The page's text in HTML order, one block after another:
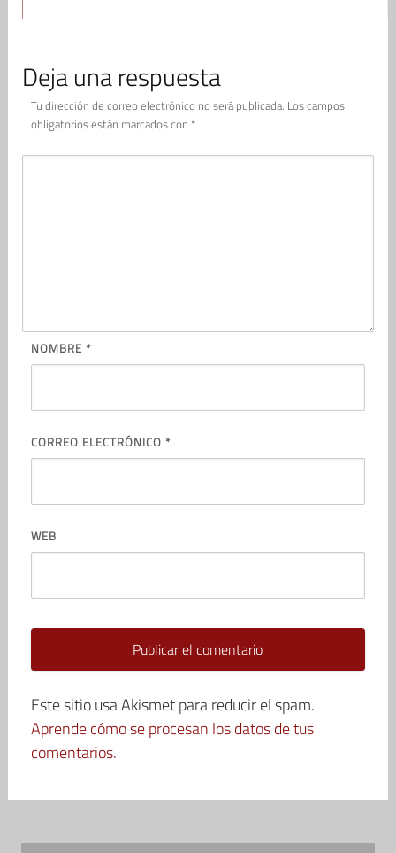
Deja una respuesta
Tu dirección de correo electrónico no será publicada. Los campos
obligatorios están marcados con *
NOMBRE *
CORREO ELECTRÓNICO *
WEB
Este sitio usa Akismet para reducir el spam.
Aprende cómo se procesan los datos de tus
comentarios.